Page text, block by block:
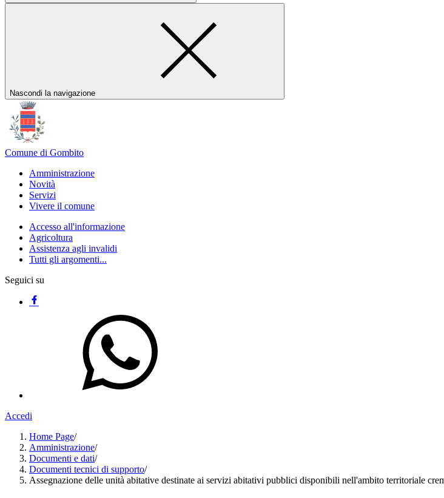
Nascondi la navigazione
Comune di Gombito
Amministrazione
Novità
Servizi
Vivere il comune
Accesso all'informazione
Agricoltura
Assistenza agli invalidi
Tutti gli argomenti...
Seguici su
Accedi
Home Page/
Amministrazione/
Documenti e dati/
Documenti tecnici di supporto/
Assegnazione delle unità abitative destinate ai servizi abitativi pubblici disponibili nell'ambito territoriale